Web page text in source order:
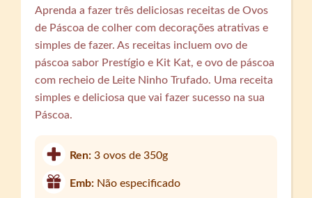
Aprenda a fazer três deliciosas receitas de Ovos
de Páscoa de colher com decorações atrativas e
simples de fazer. As receitas incluem ovo de
páscoa sabor Prestígio e Kit Kat, e ovo de páscoa
com recheio de Leite Ninho Trufado. Uma receita
simples e deliciosa que vai fazer sucesso na sua
Páscoa.
Ren:3 ovos de 350g
Emb: Não especificado